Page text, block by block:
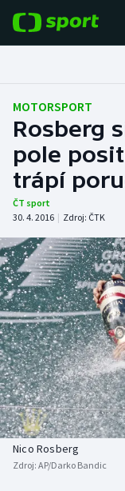
Fotbal
Hokej
Tenis
Atletika
Cyklistika
DALŠÍ SPORTY
Americký fotbal
Baseball a
Basketbal
Biatlon
NEPŘEHLÉDNĚTE
Soutěže
Historické
Aplikace ČT sport
MOTORSPORT
Rosberg
pole
trápí
ČT sport
30. 4. 2016 | Zdroj: ČTK
Nico Rosberg
Zdroj: AP/Darko Bandic